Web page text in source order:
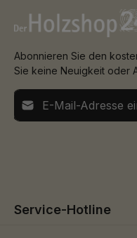
Abonnieren Sie den
Sie keine Neuigkeit oder
E-Mail-Adresse*
Service-Hotline